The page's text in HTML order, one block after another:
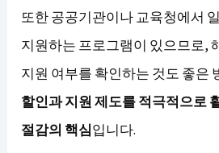
또한 공공기관이나 교육청에서
지원하는 프로그램이 있으므로,
지원 여부를 확인하는 것도 좋은
할인과 지원 제도를 적극적으로
절감의 핵심입니다.